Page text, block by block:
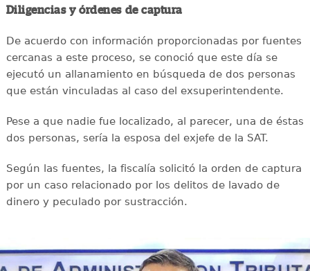
Diligencias y órdenes de captura
De acuerdo con información proporcionadas por fuentes
cercanas a este proceso, se conoció que este día se
ejecutó un allanamiento en búsqueda de dos personas
que están vinculadas al caso del exsuperintendente.
Pese a que nadie fue localizado, al parecer, una de éstas
dos personas, sería la esposa del exjefe de la SAT.
Según las fuentes, la fiscalía solicitó la orden de captura
por un caso relacionado por los delitos de lavado de
dinero y peculado por sustracción.